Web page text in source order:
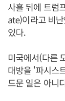
사흘 뒤에 트럼
ate)이라고 비
있다.
미국에서(다른
대방을 '파시스
드문 일은 아니